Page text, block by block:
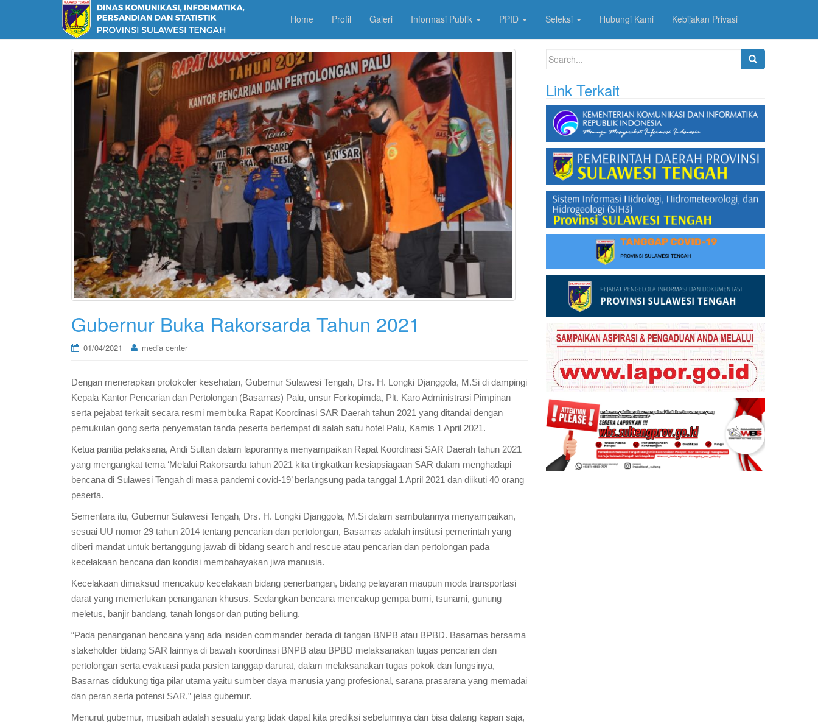
Home Profil Galeri Informasi Publik PPID Seleksi Hubungi Kami Kebijakan Privasi
Gubernur Buka Rakorsarda Tahun 2021
01/04/2021 media center
Dengan menerapkan protokoler kesehatan, Gubernur Sulawesi Tengah, Drs. H. Longki Djanggola, M.Si di dampingi
Kepala Kantor Pencarian dan Pertolongan (Basarnas) Palu, unsur Forkopimda, Plt. Karo Administrasi Pimpinan
serta pejabat terkait secara resmi membuka Rapat Koordinasi SAR Daerah tahun 2021 yang ditandai dengan
pemukulan gong serta penyematan tanda peserta bertempat di salah satu hotel Palu, Kamis 1 April 2021.
Ketua panitia pelaksana, Andi Sultan dalam laporannya menyampaikan Rapat Koordinasi SAR Daerah tahun 2021
yang mengangkat tema ‘Melalui Rakorsarda tahun 2021 kita tingkatkan kesiapsiagaan SAR dalam menghadapi
bencana di Sulawesi Tengah di masa pandemi covid-19’ berlangsung pada tanggal 1 April 2021 dan diikuti 40 orang
peserta.
Sementara itu, Gubernur Sulawesi Tengah, Drs. H. Longki Djanggola, M.Si dalam sambutannya menyampaikan,
sesuai UU nomor 29 tahun 2014 tentang pencarian dan pertolongan, Basarnas adalah institusi pemerintah yang
diberi mandat untuk bertanggung jawab di bidang search and rescue atau pencarian dan pertolongan pada
kecelakaan bencana dan kondisi membahayakan jiwa manusia.
Kecelakaan dimaksud mencakup kecelakaan bidang penerbangan, bidang pelayaran maupun moda transportasi
darat yang memerlukan penanganan khusus. Sedangkan bencana mencakup gempa bumi, tsunami, gunung
meletus, banjir bandang, tanah longsor dan puting beliung.
“Pada penanganan bencana yang ada insiden commander berada di tangan BNPB atau BPBD. Basarnas bersama
stakeholder bidang SAR lainnya di bawah koordinasi BNPB atau BPBD melaksanakan tugas pencarian dan
pertolongan serta evakuasi pada pasien tanggap darurat, dalam melaksanakan tugas pokok dan fungsinya,
Basarnas didukung tiga pilar utama yaitu sumber daya manusia yang profesional, sarana prasarana yang memadai
dan peran serta potensi SAR,” jelas gubernur.
Menurut gubernur, musibah adalah sesuatu yang tidak dapat kita prediksi sebelumnya dan bisa datang kapan saja,
Search
Link Terkait